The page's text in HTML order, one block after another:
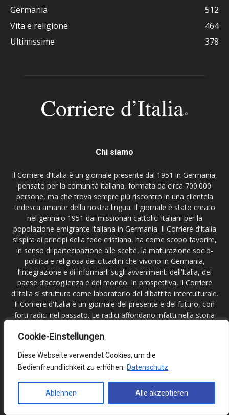
Cookie-Einstellungen
Diese Webseite verwendet Cookies, um die
Bedienfreundlichkeit zu erhöhen.
Datenschutz
Ablehnen Alle akzeptieren
Germania
512
Vita e religione
464
Ultimissime
378
Chi siamo
Il Corriere d’Italia è un giornale presente dal 1951 in Germania,
pensato per la comunità italiana, formata da circa 700.000
persone, ma che trova sempre più riscontro in una clientela
tedesca amante della nostra lingua. Il giornale è stato creato
nel gennaio 1951 dai missionari cattolici italiani per la
popolazione emigrante italiana in Germania. Il Corriere d’Italia
s’ispira ai principi della fede cristiana, ha come scopo favorire,
in senso di partecipazione alle scelte, la maturazione socio-
politica e religiosa dei cittadini che vivono in Germania,
l’integrazione e di informarli sugli avvenimenti dell’Italia, del
paese d’accoglienza e del mondo. In prospettiva, il Corriere
d'Italia si struttura come laboratorio del dibattito interculturale.
Il Corriere d'Italia è un giornale del presente e del futuro, con
forti radici nel passato. Le radici affondano infatti nella storia
d'Italia ha seguito fin dall'inizio. Il Corriere d’Italia non è a scopo
in Germania e Scandinavia; registrata al tribunale di
Francoforte sul Meno.
Contattaci: redazione@corritalia.de